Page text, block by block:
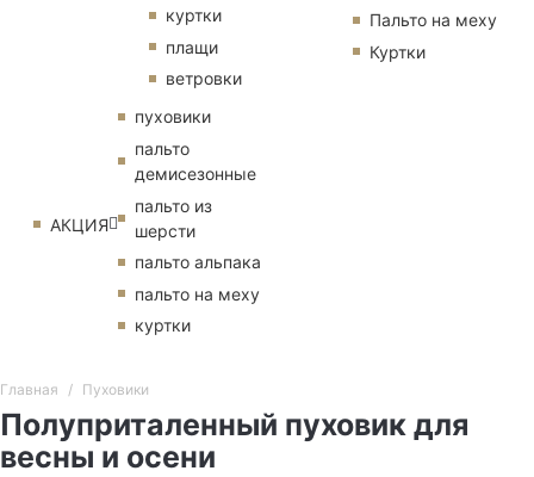
куртки
плащи
ветровки
АКЦИЯ
пуховики
пальто
демисезонные
пальто из
шерсти
пальто альпака
пальто на меху
куртки
Пальто на меху
Куртки
Главная Пуховики
Полуприталенный пуховик для
весны и осени